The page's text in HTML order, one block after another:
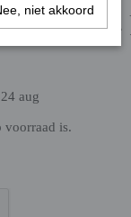
& Rice 4
aug
voorraad is.
niet akkoord